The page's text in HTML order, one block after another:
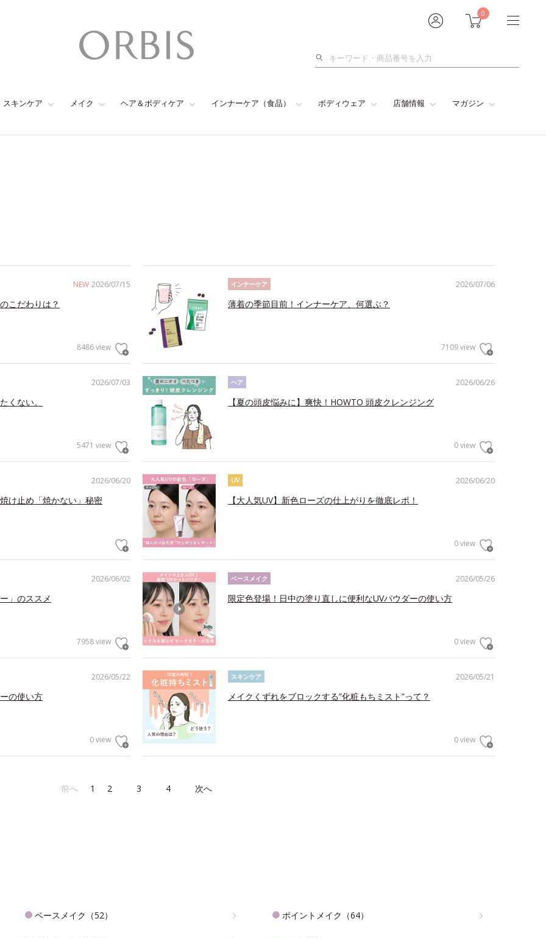
0
検
スキンケア メイク ヘア＆ボディケア インナーケア（食品） ボディウェア 店舗情報 マガジン
NEW 2026/07/15
こだわりは？
8486 view
2026/07/06
インナーケア
薄着の季節目前！インナーケア、何選ぶ？
7109 view
2026/07/03
くない。
5471 view
2026/06/26
ヘア
【夏の頭皮悩みに】爽快！HOWTO 頭皮クレンジング
0 view
2026/06/20
け止め「焼かない」秘密
2026/06/20
UV
【大人気UV】新色ローズの仕上がりを徹底レポ！
0 view
2026/06/02
」のススメ
7958 view
2026/05/26
ベースメイク
限定色登場！日中の塗り直しに便利なUVパウダーの使い方
0 view
2026/05/22
の使い方
0 view
2026/05/21
スキンケア
メイクくずれをブロックする”化粧もちミスト”って？
0 view
前へ 1 2 3 4 次へ
ベースメイク（52） ポイントメイク（64）